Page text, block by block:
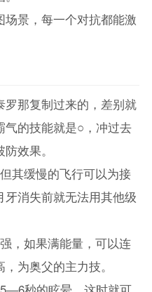
景，每一个对抗都能激
那复制过来的，差别就
气的技能就是○，冲过去
效果。
其缓慢的飞行可以为接
消失前就无法用其他级
，如果满能量，可以连
为奥父的主力技。